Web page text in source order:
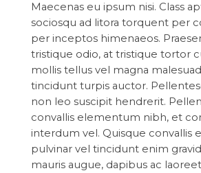
Maecenas eu ipsum nisi. Class
sociosqu ad litora torquent per
per inceptos himenaeos.
tristique odio, at tristique tortor
mollis tellus vel magna
tincidunt turpis auctor.
non leo suscipit hendrerit.
convallis elementum nibh, et
interdum vel. Quisque convallis
pulvinar vel tincidunt enim
mauris augue, dapibus ac